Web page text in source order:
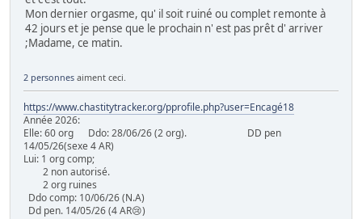
Mon dernier orgasme, qu' il soit ruiné ou complet remonte à
42 jours et je pense que le prochain n' est pas prêt d' arriver
;Madame, ce matin.
2 personnes aiment ceci.
https://www.chastitytracker.org/pprofile.php?user=Encagé18
Année 2026:
Elle: 60 org Ddo: 28/06/26 (2 org). DD pen
14/05/26(sexe 4 AR)
Lui: 1 org comp;
2 non autorisé.
2 org ruines
Ddo comp: 10/06/26 (N.A)
Dd pen. 14/05/26 (4 AR😢)